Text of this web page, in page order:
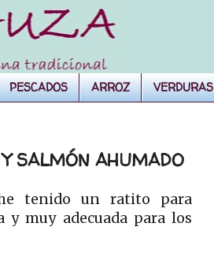
PESCADOS ARROZ VERDURAS
SALMÓN AHUMADO
tenido un ratito para
muy adecuada para los